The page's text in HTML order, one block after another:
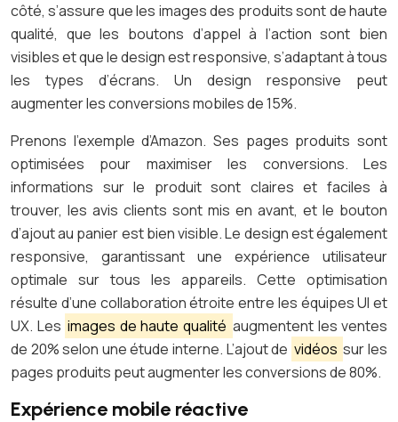
côté, s’assure que les images des produits sont de haute
qualité, que les boutons d’appel à l’action sont bien
visibles et que le design est responsive, s’adaptant à tous
les types d’écrans. Un design responsive peut
augmenter les conversions mobiles de 15%.
Prenons l’exemple d’Amazon. Ses pages produits sont
optimisées pour maximiser les conversions. Les
informations sur le produit sont claires et faciles à
trouver, les avis clients sont mis en avant, et le bouton
d’ajout au panier est bien visible. Le design est également
responsive, garantissant une expérience utilisateur
optimale sur tous les appareils. Cette optimisation
résulte d’une collaboration étroite entre les équipes UI et
UX. Les images de haute qualité augmentent les ventes
de 20% selon une étude interne. L’ajout de vidéos sur les
pages produits peut augmenter les conversions de 80%.
Expérience mobile réactive